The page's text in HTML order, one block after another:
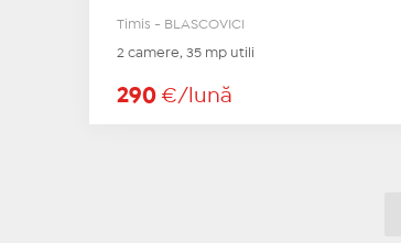
Timis - BLASCOVICI
2 camere, 35 mp utili
290 €/lună